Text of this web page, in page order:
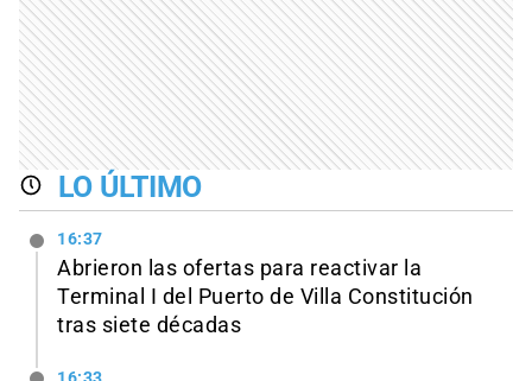
LO ÚLTIMO
16:37
Abrieron las ofertas para reactivar la
Terminal I del Puerto de Villa Constitución
tras siete décadas